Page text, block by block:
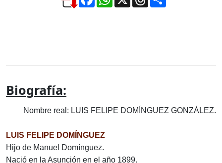
Biografía:
Nombre real: LUIS FELIPE DOMÍNGUEZ GONZÁLEZ.
LUIS FELIPE DOMÍNGUEZ
Hijo de Manuel Domínguez.
Nació en la Asunción en el año 1899.